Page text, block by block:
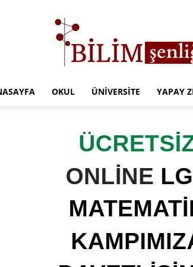
Eğitim
OKUL ÜNIVERSITE YAPAY